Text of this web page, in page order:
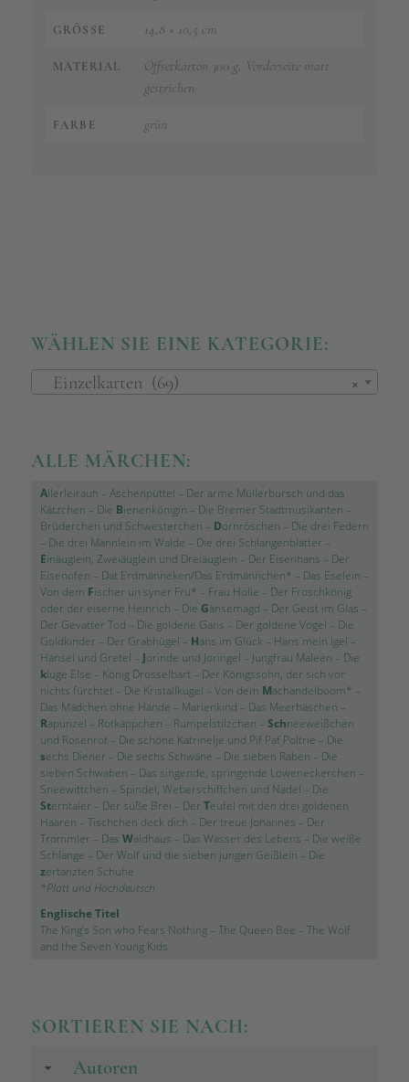
GRÖSSE 14,8 × 10,5 cm
MATERIAL
Offsetkarton 300 g, Vorderseite matt
gestrichen
FARBE grün
WÄHLEN SIE EINE KATEGORIE:
×
Einzelkarten (69)
ALLE MÄRCHEN:
Allerleirauh – Aschenputtel – Der arme Müllerbursch und das
Kätzchen – Die Bienenkönigin – Die Bremer Stadtmusikanten –
Brüderchen und Schwesterchen – Dornröschen – Die drei Federn
– Die drei Männlein im Walde – Die drei Schlangenblätter –
Einäuglein, Zweiäuglein und Dreiäuglein – Der Eisenhans – Der
Eisenofen – Dat Erdmänneken/Das Erdmännchen* – Das Eselein –
Von dem Fischer un syner Fru* – Frau Holle – Der Froschkönig
oder der eiserne Heinrich – Die Gänsemagd – Der Geist im Glas –
Der Gevatter Tod – Die goldene Gans – Der goldene Vogel – Die
Goldkinder – Der Grabhügel – Hans im Glück– Hans mein Igel –
Hänsel und Gretel – Jorinde und Joringel – Jungfrau Maleen – Die
kluge Else – König Drosselbart – Der Königssohn, der sich vor
nichts fürchtet – Die Kristallkugel – Von dem Machandelboom* –
Das Mädchen ohne Hände – Marienkind – Das Meerhäschen –
Rapunzel – Rotkäppchen – Rumpelstilzchen – Schneeweißchen
und Rosenrot – Die schöne Katrinelje und Pif Paf Poltrie – Die
sechs Diener – Die sechs Schwäne – Die sieben Raben – Die
sieben Schwaben – Das singende, springende Löweneckerchen –
Sneewittchen – Spindel, Weberschiffchen und Nadel – Die
Sterntaler – Der süße Brei – Der Teufel mit den drei goldenen
Haaren – Tischchen deck dich – Der treue Johannes – Der
Trommler – Das Waldhaus – Das Wasser des Lebens – Die weiße
Schlange – Der Wolf und die sieben jungen Geißlein – Die
zertanzten Schuhe
*Platt und Hochdeutsch
Englische Titel
The King’s Son who Fears Nothing– The Queen Bee – The Wolf
and the Seven Young Kids
SORTIEREN SIE NACH:
Autoren